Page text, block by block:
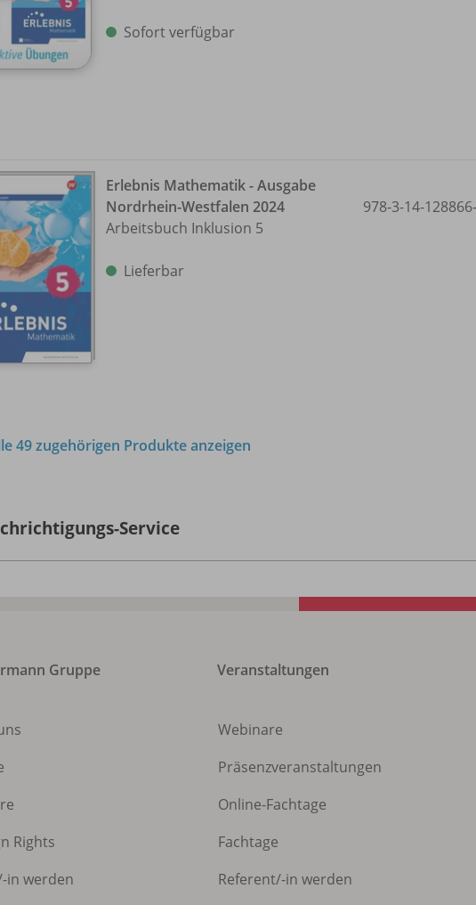
Sofort verfügbar
Erlebnis Mathematik - Ausgabe
Nordrhein-Westfalen 2024
Arbeitsbuch Inklusion 5
Lieferbar
978-3-14-
49 zugehörigen Produkte anzeigen
Service
Gruppe
Rights
-in werden
Veranstaltungen
Webinare
Präsenzveranstaltungen
Online-Fachtage
Fachtage
Referent/-in werden